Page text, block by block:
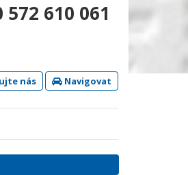
572 610 061
nás Navigovat